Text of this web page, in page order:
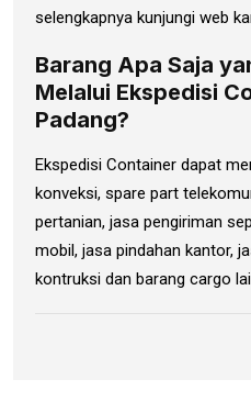
selengkapnya kunjungi web
Barang Apa Saja
Melalui Ekspedisi
Padang?
Ekspedisi Container dapat
konveksi, spare part
pertanian, jasa pengiriman
mobil, jasa pindahan kantor,
kontruksi dan barang cargo